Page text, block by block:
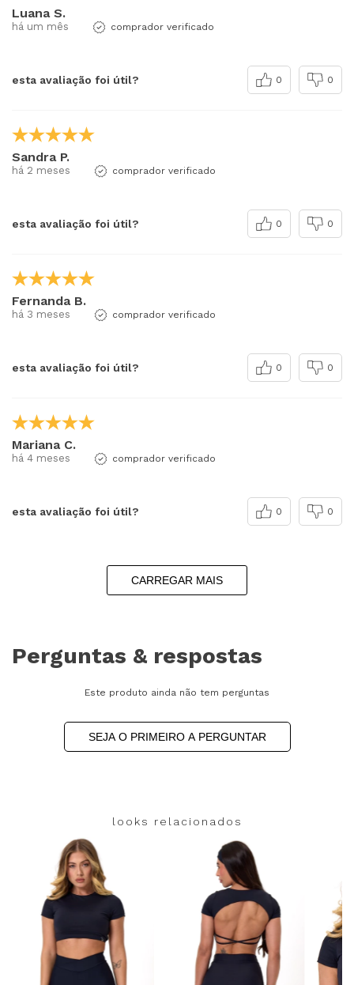
Luana S.
há um mês comprador verificado
esta avaliação foi útil? 0 0
Sandra P.
há 2 meses comprador verificado
esta avaliação foi útil? 0 0
Fernanda B.
há 3 meses comprador verificado
esta avaliação foi útil? 0 0
Mariana C.
há 4 meses comprador verificado
esta avaliação foi útil? 0 0
CARREGAR MAIS
Perguntas & respostas
Este produto ainda não tem perguntas
SEJA O PRIMEIRO A PERGUNTAR
looks relacionados